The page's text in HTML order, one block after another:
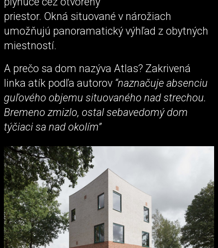
priestor. Okná situované v nárožiach
umožňujú panoramatický výhľad z obytných
miestností.
A prečo sa dom nazýva Atlas? Zakrivená
linka atík podľa autorov “naznačuje absenciu
guľového objemu situovaného nad strechou.
Bremeno zmizlo, ostal sebavedomý dom
týčiaci sa nad okolím”